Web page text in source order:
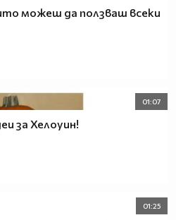
можеш да ползваш всеки
01:07
за Хелоуин!
01:25